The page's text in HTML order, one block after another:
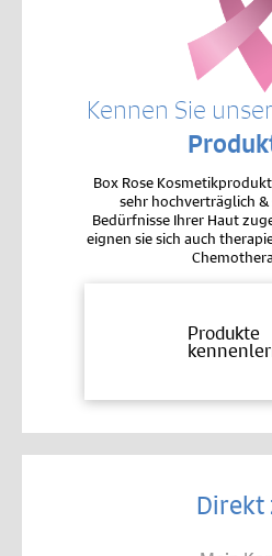
Kennen Sie
Box Rose
sehr hochverträglich
Bedürfnisse Ihrer Haut
eignen sie sich auch
Produkte
Direkt